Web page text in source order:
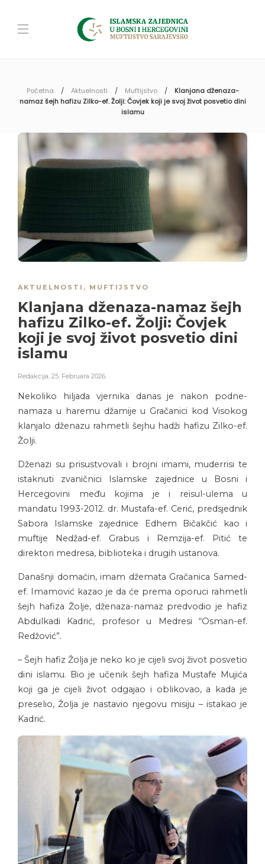
Početna Aktuelnosti Muftijstvo
Klanjana dženaza-
namaz šejh hafizu Zilko-ef. Žolji: Čovjek koji je svoj život posvetio dini
islamu
AKTUELNOSTI , MUFTIJSTVO
Klanjana dženaza-namaz šejh
hafizu Zilko-ef. Žolji: Čovjek
koji je svoj život posvetio dini
islamu
Redakcija, 25. Februara 2026.
Nekoliko hiljada vjernika danas je nakon podne-
namaza u haremu džamije u Gračanici kod Visokog
klanjalo dženazu rahmetli šejhu hadži hafizu Zilko-ef.
Žolji.
Dženazi su prisustvovali i brojni imami, muderrisi te
istaknuti zvaničnici Islamske zajednice u Bosni i
Hercegovini među kojima je i reisul-ulema u
mandatu 1993-2012. dr. Mustafa-ef. Cerić, predsjednik
Sabora Islamske zajednice Edhem Bičakčić kao i
muftije Nedžad-ef. Grabus i Remzija-ef. Pitić te
direktori medresa, biblioteka i drugih ustanova.
Današnji domaćin, imam džemata Gračanica Samed-
ef. Imamović kazao je da će prema oporuci rahmetli
šejh hafiza Žolje, dženaza-namaz predvodio je hafiz
Abdulkadi Kadrić, profesor u Medresi “Osman-ef.
Redžović”.
– Šejh hafiz Žolja je neko ko je cijeli svoj život posvetio
dini islamu. Bio je učenik šejh hafiza Mustafe Mujića
koji ga je cijeli život odgajao i oblikovao, a kada je
preselio, Žolja je nastavio njegovu misiju – istakao je
Kadrić.